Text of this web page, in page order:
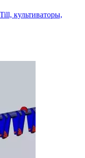
культиваторы,